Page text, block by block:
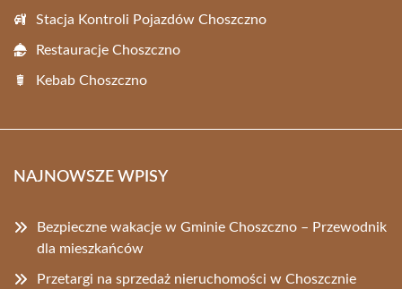
Stacja Kontroli Pojazdów Choszczno
Restauracje Choszczno
Kebab Choszczno
NAJNOWSZE WPISY
Bezpieczne wakacje w Gminie Choszczno – Przewodnik
dla mieszkańców
Przetargi na sprzedaż nieruchomości w Choszcznie